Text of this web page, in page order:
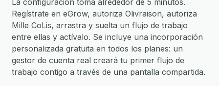
La configuración toma alrededor de 5 minutos.
Regístrate en eGrow, autoriza Olivraison, autoriza
Mille CoLis, arrastra y suelta un flujo de trabajo
entre ellas y actívalo. Se incluye una incorporación
personalizada gratuita en todos los planes: un
gestor de cuenta real creará tu primer flujo de
trabajo contigo a través de una pantalla compartida.